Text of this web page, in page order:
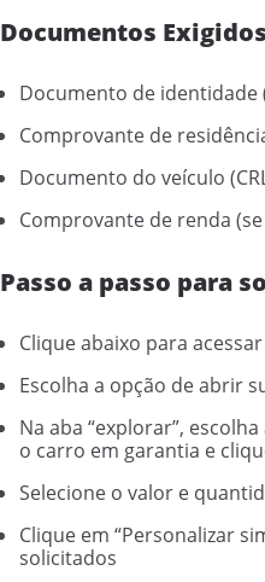
Documentos Exigidos
Documento de identidade
Comprovante de
Documento do veículo
Comprovante de renda
Passo a passo para
Clique abaixo para
Escolha a opção de abrir
Na aba “explorar”,
o carro em garantia e
Selecione o valor e
Clique em “Personalizar
solicitados